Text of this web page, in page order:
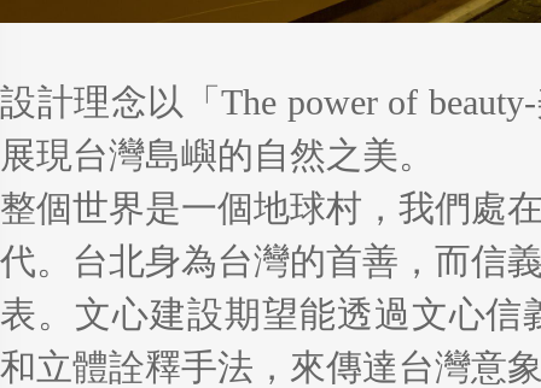
設計理念以「The power of
展現台灣島嶼的自然之美。
整個世界是一個地球村，我們處
代。台北身為台灣的首善，而信
表。文心建設期望能透過文心信
和立體詮釋手法，來傳達台灣意